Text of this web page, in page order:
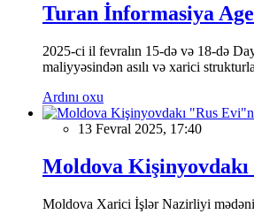
Turan İnformasiya
2025-ci il fevralın 15-də və 18-də
maliyyəsindən asılı və xarici
Ardını oxu
13 Fevral 2025, 17:40
Moldova
Moldova Xarici İşlər Nazirliyi